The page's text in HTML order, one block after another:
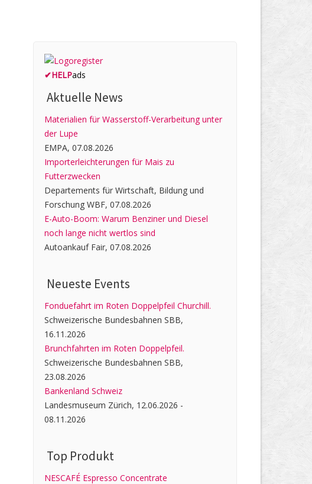
✔HELPads
Aktuelle News
Materialien für Wasserstoff-Verarbeitung unter
der Lupe
EMPA, 07.08.2026
Importerleichterungen für Mais zu
Futterzwecken
Departements für Wirtschaft, Bildung und
Forschung WBF, 07.08.2026
E-Auto-Boom: Warum Benziner und Diesel
noch lange nicht wertlos sind
Autoankauf Fair, 07.08.2026
Neueste Events
Fonduefahrt im Roten Doppelpfeil Churchill.
Schweizerische Bundesbahnen SBB,
16.11.2026
Brunchfahrten im Roten Doppelpfeil.
Schweizerische Bundesbahnen SBB,
23.08.2026
Bankenland Schweiz
Landesmuseum Zürich, 12.06.2026 -
08.11.2026
Top Produkt
NESCAFÉ Espresso Concentrate